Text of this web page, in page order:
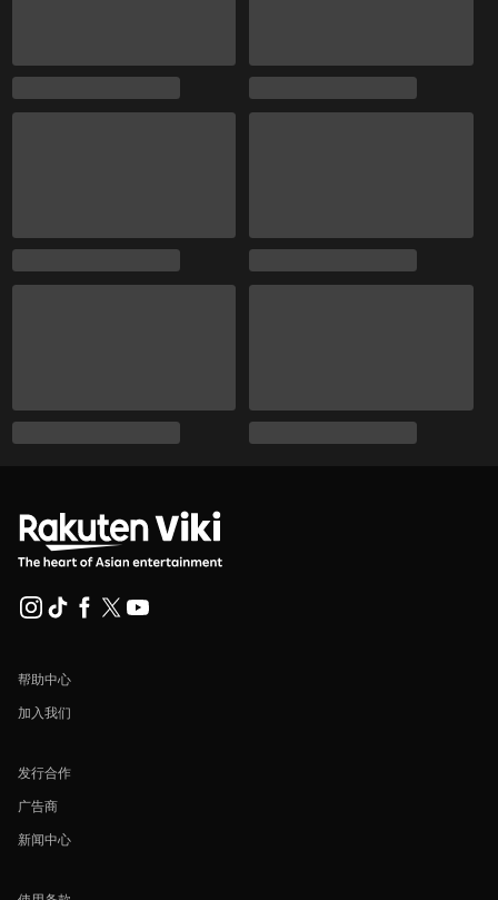
帮助中心
加入我们
发行合作
广告商
新闻中心